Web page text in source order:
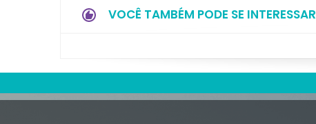
VOCÊ TAMBÉM PODE SE INTERESSAR